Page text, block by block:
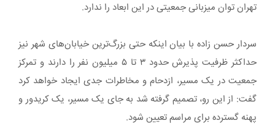
تهران توان میزبانی جمعیتی در این ابعاد را ندارد.
سردار حسن زاده با بیان اینکه حتی بزرگ‌ترین خیابان‌های شهر نیز
حداکثر ظرفیت پذیرش حدود ۳ تا ۵ میلیون نفر را دارند و تمرکز
جمعیت در یک مسیر، ازدحام و مخاطرات جدی ایجاد خواهد کرد
گفت: از این رو، تصمیم گرفته شد به جای یک مسیر، یک کریدور و
پهنه گسترده برای مراسم تعیین شود.